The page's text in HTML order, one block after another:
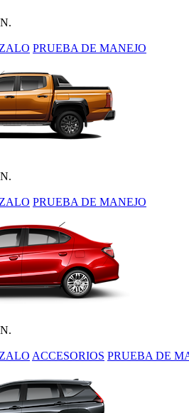
PRUEBA DE MANEJO
PRUEBA DE MANEJO
ACCESORIOS PRUEBA DE